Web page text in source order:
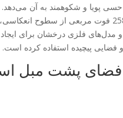
پویا و شکوهمند به آن می‌دهد.
استودیو 258 فوت مربعی از سطوح
مدل‌های فلزی درخشان برای ایجاد
فضایی پیچیده استفاده کرده است.
فضای پشت مبل